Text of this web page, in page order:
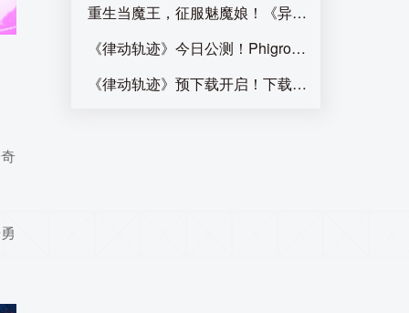
重生当魔王，征服魅魔娘！《异界原点传说：史
《律动轨迹》今日公测！Phigros团队全新作品终
《律动轨迹》预下载开启！下载即抽惊喜好礼！